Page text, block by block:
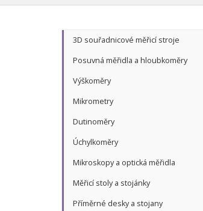
3D souřadnicové měřicí stroje
Posuvná měřidla a hloubkoměry
Výškoměry
Mikrometry
Dutinoměry
Úchylkoměry
Mikroskopy a optická měřidla
Měřicí stoly a stojánky
Příměrné desky a stojany